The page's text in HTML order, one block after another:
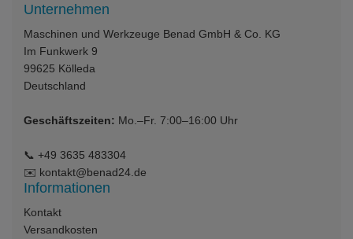
Unternehmen
Maschinen und Werkzeuge Benad GmbH & Co. KG
Im Funkwerk 9
99625 Kölleda
Deutschland
Geschäftszeiten: Mo.–Fr. 7:00–16:00 Uhr
📞 +49 3635 483304
✉️ kontakt@benad24.de
Informationen
Kontakt
Versandkosten